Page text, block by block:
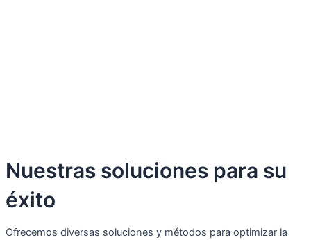
Nuestras soluciones para su
éxito
Ofrecemos diversas soluciones y métodos para optimizar la